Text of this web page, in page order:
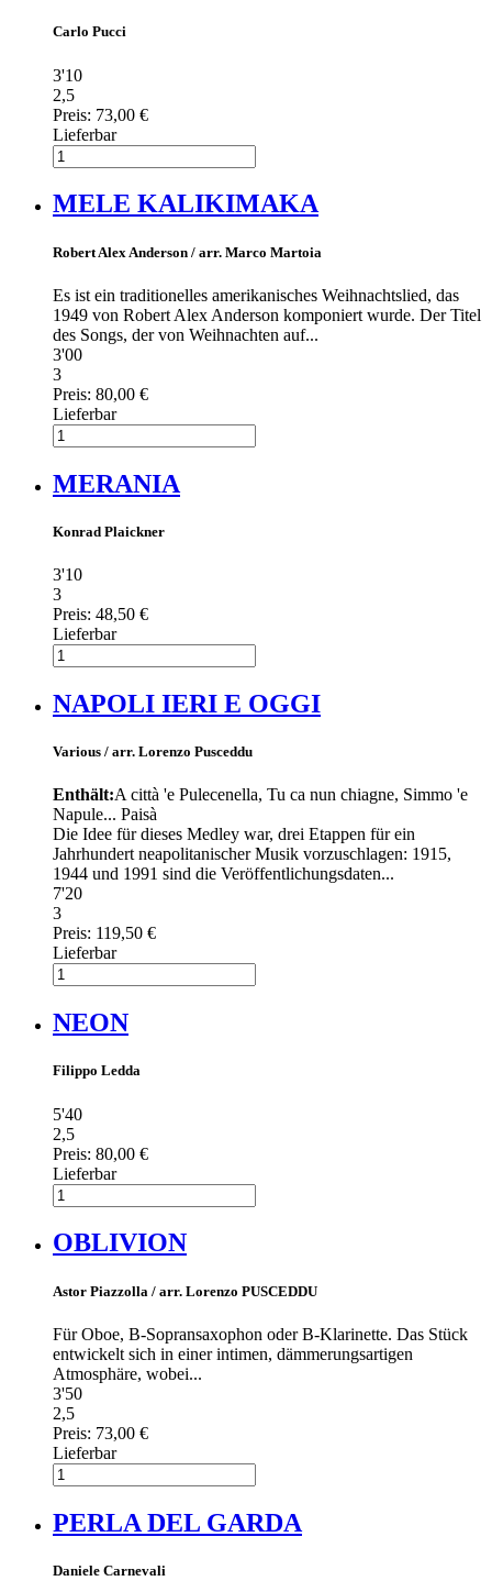
Carlo Pucci
3'10
2,5
Preis: 73,00 €
Lieferbar
MELE KALIKIMAKA
Robert Alex Anderson / arr. Marco Martoia
Es ist ein traditionelles amerikanisches Weihnachtslied, das
1949 von Robert Alex Anderson komponiert wurde. Der Titel
des Songs, der von Weihnachten auf...
3'00
3
Preis: 80,00 €
Lieferbar
MERANIA
Konrad Plaickner
3'10
3
Preis: 48,50 €
Lieferbar
NAPOLI IERI E OGGI
Various / arr. Lorenzo Pusceddu
Enthält:A città 'e Pulecenella, Tu ca nun chiagne, Simmo 'e
Napule... Paisà
Die Idee für dieses Medley war, drei Etappen für ein
Jahrhundert neapolitanischer Musik vorzuschlagen: 1915,
1944 und 1991 sind die Veröffentlichungsdaten...
7'20
3
Preis: 119,50 €
Lieferbar
NEON
Filippo Ledda
5'40
2,5
Preis: 80,00 €
Lieferbar
OBLIVION
Astor Piazzolla / arr. Lorenzo PUSCEDDU
Für Oboe, B-Sopransaxophon oder B-Klarinette. Das Stück
entwickelt sich in einer intimen, dämmerungsartigen
Atmosphäre, wobei...
3'50
2,5
Preis: 73,00 €
Lieferbar
PERLA DEL GARDA
Daniele Carnevali